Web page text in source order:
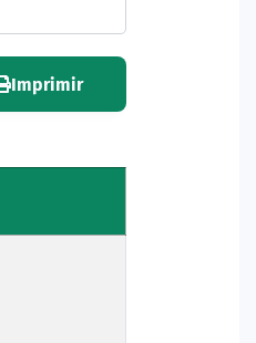
Imprimir